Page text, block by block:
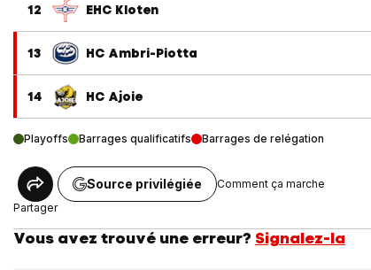
12 EHC Kloten
13 HC Ambri-Piotta
14 HC Ajoie
Playoffs Barrages qualificatifs Barrages de relégation
Partager
Source privilégiée Comment ça marche
Vous avez trouvé une erreur? Signalez-la